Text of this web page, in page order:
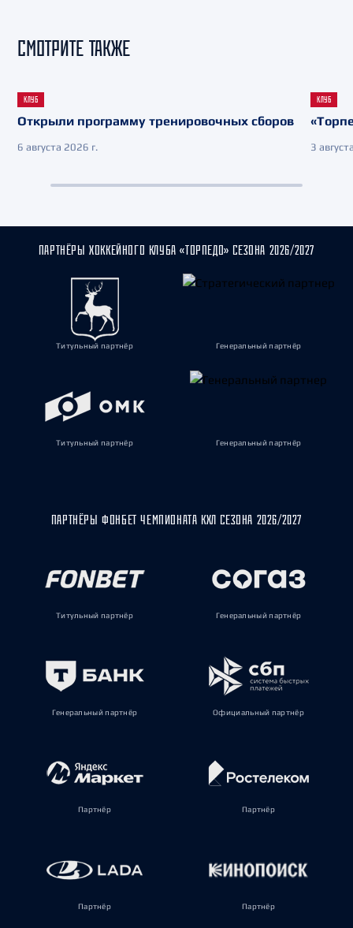
СМОТРИТЕ ТАКЖЕ
КЛУБ
Открыли программу тренировочных сборов
6 августа 2026 г.
КЛУБ
3
ПАРТНЁРЫ ХОККЕЙНОГО КЛУБА «ТОРПЕДО» СЕЗОНА 2026/2027
Титульный партнёр Генеральный партнёр
Титульный партнёр Генеральный партнёр
ПАРТНЁРЫ ФОНБЕТ ЧЕМПИОНАТА КХЛ СЕЗОНА 2026/2027
Титульный партнёр Генеральный партнёр
Генеральный партнёр Официальный партнёр
Партнёр Партнёр
Партнёр Партнёр